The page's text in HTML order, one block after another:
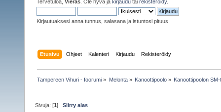
Tervetuloa, Vieras . Ole hyvä ja kirjaudu tai rekisteröidy.
Kirjautuaksesi anna tunnus, salasana ja istuntosi pituus
Etusivu Ohjeet Kalenteri Kirjaudu Rekisteröidy
Tampereen Vihuri - foorumi » Melonta» Kanoottipoolo» Kanoottipoolon
Sivuja: [1]Siirry alas